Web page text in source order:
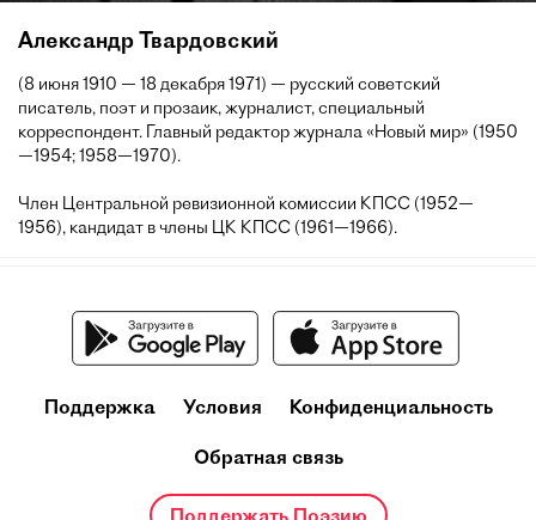
Александр Твардовский
(8 июня 1910 — 18 декабря 1971) — русский советский
писатель, поэт и прозаик, журналист, специальный
корреспондент. Главный редактор журнала «Новый мир» (1950
—1954; 1958—1970).
Член Центральной ревизионной комиссии КПСС (1952—
1956), кандидат в члены ЦК КПСС (1961—1966).
Поддержка Условия Конфиденциальность
Обратная связь
Поддержать Поэзию